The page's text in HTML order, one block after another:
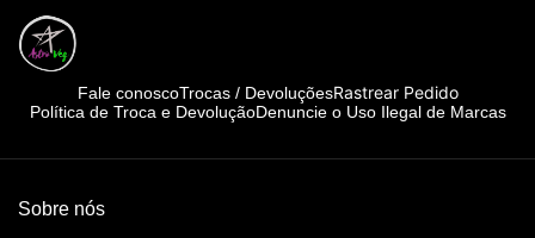
Fale conoscoTrocas / DevoluçõesRastrear Pedido
Política de Troca e DevoluçãoDenuncie o Uso Ilegal de Marcas
Sobre nós